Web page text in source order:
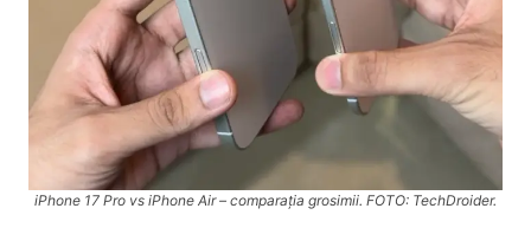
iPhone 17 Pro vs iPhone Air – comparația grosimii. FOTO: TechDroider.